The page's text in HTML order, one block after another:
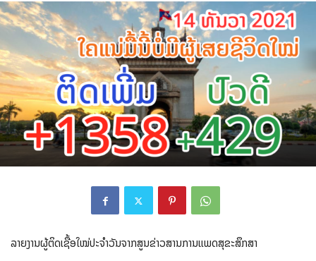
ລາຍງານຜູ້ຕິດເຊື້ອໃໝ່ປະຈຳວັນຈາກສູນຂ່າວສານການແພດສຸຂະສຶກສາ